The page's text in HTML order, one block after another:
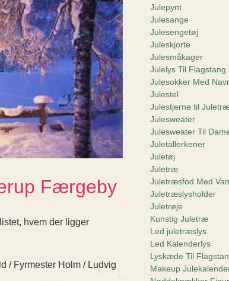
Færgeby
hvem der ligger
/ Fyrmester Holm / Ludvig
Julepynt
Julesange
Julesengetøj
Juleskjorte
Julesmåkager
Julelys Til Flagstang
Julesokker Med
Julestel
Julestjerne til Juletræ
Julesweater
Julesweater Til
Juletallerkener
Juletøj
Juletræ
Juletræsfod Med
Juletræslysholder
Juletrøje
Kunstig Juletræ
Led juletræslys
Led Kalenderlys
Lyskæde Til
Makeup